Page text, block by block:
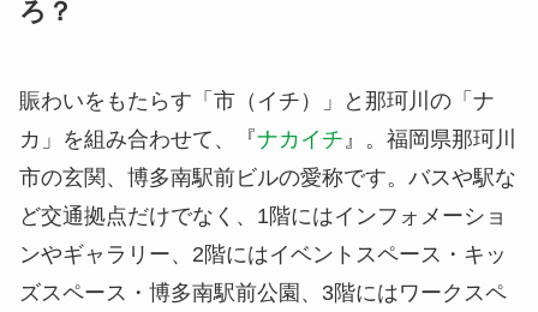
ろ？
賑わいをもたらす「市（イチ）」と那珂川の「ナ
カ」を組み合わせて、『ナカイチ』。福岡県那珂川
市の玄関、博多南駅前ビルの愛称です。バスや駅な
ど交通拠点だけでなく、1階にはインフォメーショ
ンやギャラリー、2階にはイベントスペース・キッ
ズスペース・博多南駅前公園、3階にはワークスペ